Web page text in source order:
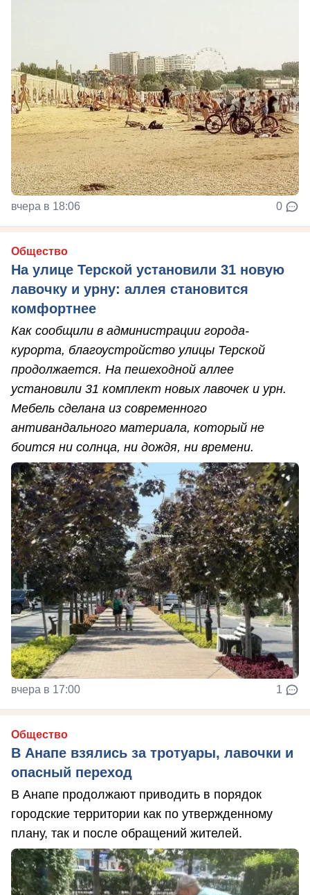
вчера в 18:06 0
Общество
На улице Терской установили 31 новую
лавочку и урну: аллея становится
комфортнее
Как сообщили в администрации города-
курорта, благоустройство улицы Терской
продолжается. На пешеходной аллее
установили 31 комплект новых лавочек и урн.
Мебель сделана из современного
антивандального материала, который не
боится ни солнца, ни дождя, ни времени.
вчера в 17:00 1
Общество
В Анапе взялись за тротуары, лавочки и
опасный переход
В Анапе продолжают приводить в порядок
городские территории как по утвержденному
плану, так и после обращений жителей.